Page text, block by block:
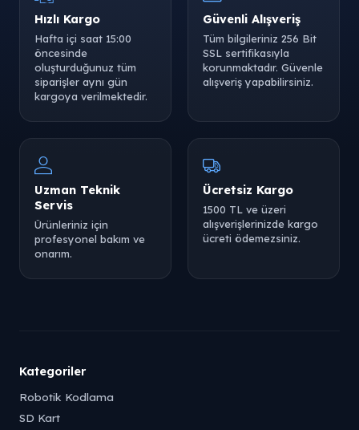
Hızlı Kargo
Hafta içi saat 15:00
öncesinde
oluşturduğunuz tüm
siparişler aynı gün
kargoya verilmektedir.
Güvenli Alışveriş
Tüm bilgileriniz 256 Bit
SSL sertifikasıyla
korunmaktadır. Güvenle
alışveriş yapabilirsiniz.
Uzman Teknik
Servis
Ürünleriniz için
profesyonel bakım ve
onarım.
Ücretsiz Kargo
1500 TL ve üzeri
alışverişlerinizde kargo
ücreti ödemezsiniz.
Kategoriler
Robotik Kodlama
SD Kart